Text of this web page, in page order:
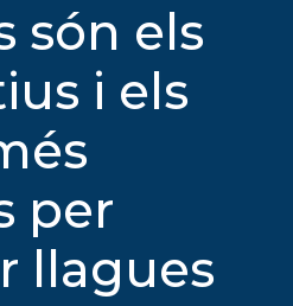
són els
i els
per
llagues